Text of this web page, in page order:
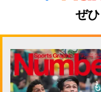
ぜ